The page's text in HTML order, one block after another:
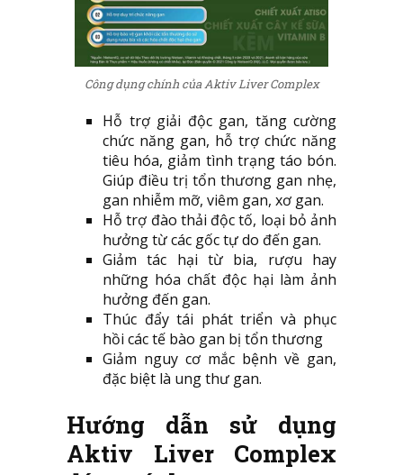
Công dụng chính của Aktiv Liver Complex
Hỗ trợ giải độc gan, tăng cường
chức năng gan, hỗ trợ chức năng
tiêu hóa, giảm tình trạng táo bón.
Giúp điều trị tổn thương gan nhẹ,
gan nhiễm mỡ, viêm gan, xơ gan.
Hỗ trợ đào thải độc tố, loại bỏ ảnh
hưởng từ các gốc tự do đến gan.
Giảm tác hại từ bia, rượu hay
những hóa chất độc hại làm ảnh
hưởng đến gan.
Thúc đẩy tái phát triển và phục
hồi các tế bào gan bị tổn thương
Giảm nguy cơ mắc bệnh về gan,
đặc biệt là ung thư gan.
Hướng dẫn sử dụng
Aktiv Liver Complex